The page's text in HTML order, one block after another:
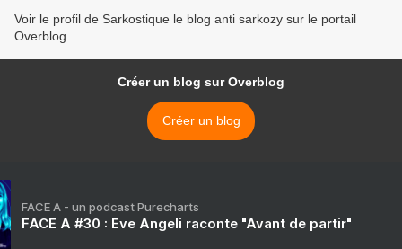
Voir le profil de Sarkostique le blog anti sarkozy sur le portail
Overblog
Créer un blog sur Overblog
Créer un blog
FACE A - un podcast Purecharts
FACE A #30 : Eve Angeli raconte "Avant de partir"